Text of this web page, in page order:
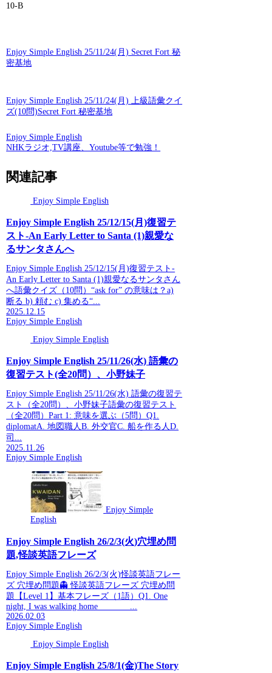
10-B
Enjoy Simple English 25/11/24(月) Secret Fort 秘
密基地
Enjoy Simple English 25/11/24(月) 上級語彙クイ
ズ(10問)Secret Fort 秘密基地
Enjoy Simple English
NHKラジオ,TV講座、Youtube等で勉強！
関連記事
Enjoy Simple English
Enjoy Simple English 25/12/15(月)復習テ
スト-An Early Letter to Santa (1)親愛な
るサンタさんへ
Enjoy Simple English 25/12/15(月)復習テスト-
An Early Letter to Santa (1)親愛なるサンタさん
へ語彙クイズ（10問）“ask for” の意味は？a)
断る b) 頼む c) 集める“...
2025.12.15
Enjoy Simple English
Enjoy Simple English
Enjoy Simple English 25/11/26(水) 語彙の
復習テスト(全20問）、小野妹子
Enjoy Simple English 25/11/26(水) 語彙の復習テ
スト（全20問）、小野妹子語彙の復習テスト
（全20問）Part 1: 意味を選ぶ（5問）Q1.
diplomatA. 地図職人B. 外交官C. 船を作る人D.
司...
2025.11.26
Enjoy Simple English
Enjoy Simple
English
Enjoy Simple English 26/2/3(火)穴埋め問
題,怪談英語フレーズ
Enjoy Simple English 26/2/3(火)怪談英語フレー
ズ 穴埋め問題👻 怪談英語フレーズ 穴埋め問
題【Level 1】基本フレーズ（1語）Q1. One
night, I was walking home _______...
2026.02.03
Enjoy Simple English
Enjoy Simple English
Enjoy Simple English 25/8/1(金)The Story